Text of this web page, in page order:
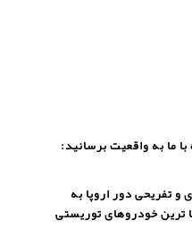
با ما به واقعیت برسانید:
تفریحی دور اروپا به
ترین خودروهای توریستی